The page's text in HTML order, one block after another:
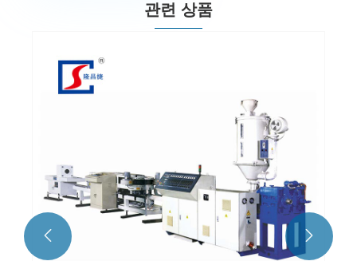
관련 상품
 